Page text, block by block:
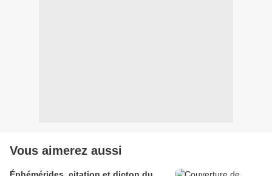
Vous aimerez aussi